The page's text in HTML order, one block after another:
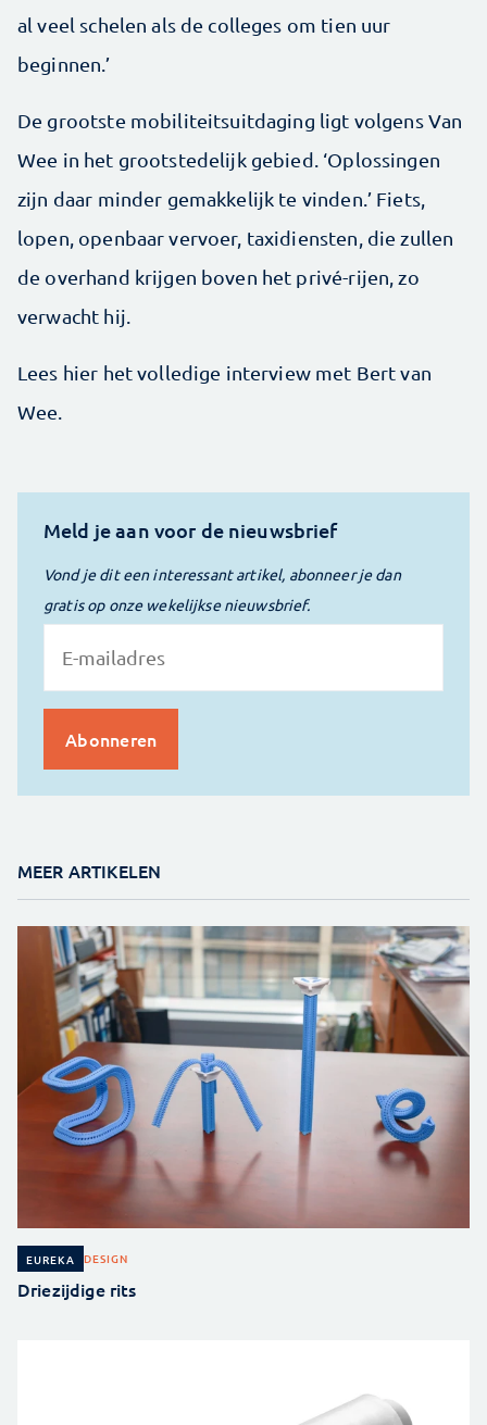
al veel schelen als de colleges om tien uur
beginnen.’
De grootste mobiliteitsuitdaging ligt volgens Van
Wee in het grootstedelijk gebied. ‘Oplossingen
zijn daar minder gemakkelijk te vinden.’ Fiets,
lopen, openbaar vervoer, taxidiensten, die zullen
de overhand krijgen boven het privé-rijen, zo
verwacht hij.
Lees hier het volledige interview met Bert van
Wee.
Meld je aan voor de nieuwsbrief
Vond je dit een interessant artikel, abonneer je dan
gratis op onze wekelijkse nieuwsbrief.
MEER ARTIKELEN
EUREKA DESIGN
Driezijdige rits